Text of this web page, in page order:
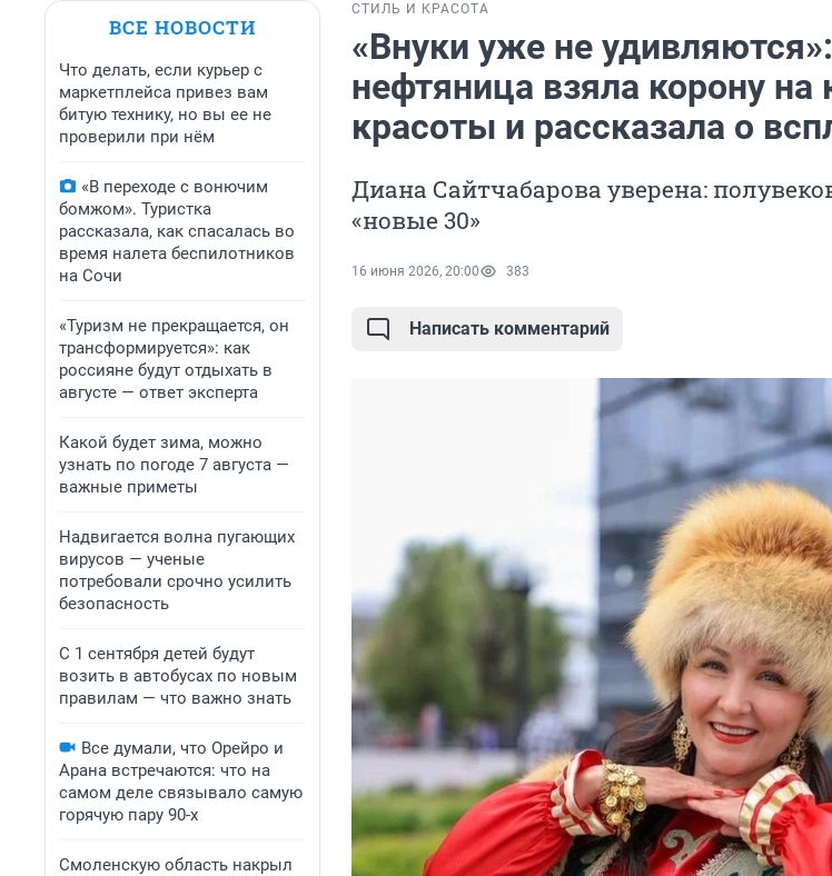
ВСЕ НОВОСТИ
Что делать, если курьер с
маркетплейса привез вам
битую технику, но вы ее не
проверили при нём
«В переходе с вонючим
бомжом». Туристка
рассказала, как спасалась во
время налета беспилотников
на Сочи
«Туризм не прекращается, он
трансформируется»: как
россияне будут отдыхать в
августе — ответ эксперта
Какой будет зима, можно
узнать по погоде 7 августа —
важные приметы
Надвигается волна пугающих
вирусов — ученые
потребовали срочно усилить
безопасность
С 1 сентября детей будут
возить в автобусах по новым
правилам — что важно знать
Все думали, что Орейро и
Арана встречаются: что на
самом деле связывало самую
горячую пару 90-х
Смоленскую область накрыл
СТИЛЬ И КРАСОТА
«Внуки уже не
нефтяница взяла корону на
красоты и рассказала о
Диана Сайтчабарова уверена:
«новые 30»
16 июня 2026, 20:00 383
Написать комментарий